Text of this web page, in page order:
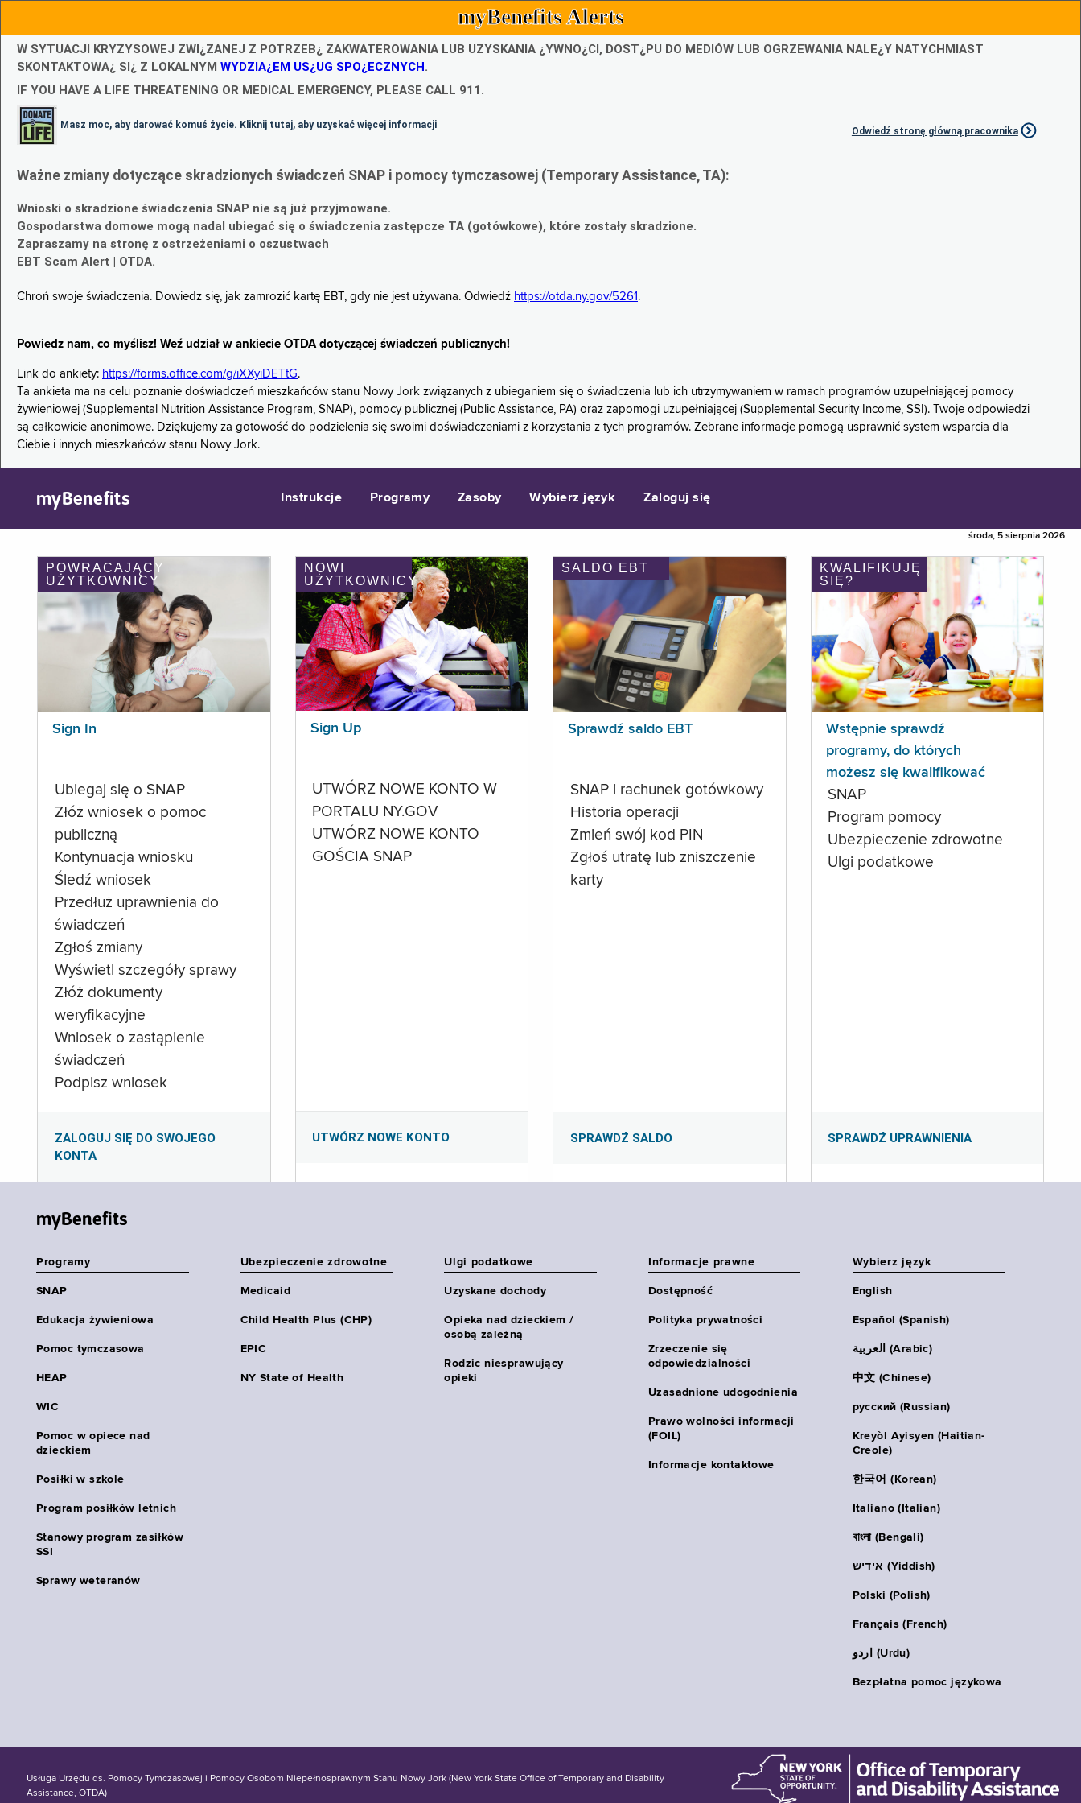
myBenefits Alerts
W SYTUACJI KRYZYSOWEJ ZWI¿ZANEJ Z POTRZEB¿ ZAKWATEROWANIA LUB UZYSKANIA ¿YWNO¿CI, DOST¿PU DO MEDIÓW LUB OGRZEWANIA NALE¿Y NATYCHMIAST
SKONTAKTOWA¿ SI¿ Z LOKALNYM WYDZIA¿EM US¿UG SPO¿ECZNYCH.
IF YOU HAVE A LIFE THREATENING OR MEDICAL EMERGENCY, PLEASE CALL 911.
Masz moc, aby darować komuś życie. Kliknij tutaj, aby uzyskać więcej informacji
Odwiedź stronę główną pracownika
Ważne zmiany dotyczące skradzionych świadczeń SNAP i pomocy tymczasowej (Temporary Assistance, TA):
Wnioski o skradzione świadczenia SNAP nie są już przyjmowane.
Gospodarstwa domowe mogą nadal ubiegać się o świadczenia zastępcze TA (gotówkowe), które zostały skradzione.
Zapraszamy na stronę z ostrzeżeniami o oszustwach
EBT Scam Alert | OTDA.
Chroń swoje świadczenia. Dowiedz się, jak zamrozić kartę EBT, gdy nie jest używana. Odwiedź https://otda.ny.gov/5261 .
Powiedz nam, co myślisz! Weź udział w ankiecie OTDA dotyczącej świadczeń publicznych!
Link do ankiety: https://forms.office.com/g/iXXyiDETtG.
Ta ankieta ma na celu poznanie doświadczeń mieszkańców stanu Nowy Jork związanych z ubieganiem się o świadczenia lub ich utrzymywaniem w ramach programów uzupełniającej pomocy
żywieniowej (Supplemental Nutrition Assistance Program, SNAP), pomocy publicznej (Public Assistance, PA) oraz zapomogi uzupełniającej (Supplemental Security Income, SSI). Twoje odpowiedzi
są całkowicie anonimowe. Dziękujemy za gotowość do podzielenia się swoimi doświadczeniami z korzystania z tych programów. Zebrane informacje pomogą usprawnić system wsparcia dla
Ciebie i innych mieszkańców stanu Nowy Jork.
myBenefits Instrukcje Programy Zasoby Wybierz język Zaloguj się
środa, 5 sierpnia 2026
POWRACAJĄCY
UŻYTKOWNICY
Sign In
Ubiegaj się o SNAP
Złóż wniosek o pomoc
publiczną
Kontynuacja wniosku
Śledź wniosek
Przedłuż uprawnienia do
świadczeń
Zgłoś zmiany
Wyświetl szczegóły sprawy
Złóż dokumenty
weryfikacyjne
Wniosek o zastąpienie
świadczeń
Podpisz wniosek
ZALOGUJ SIĘ DO SWOJEGO
KONTA
NOWI
UŻYTKOWNICY
Sign Up
UTWÓRZ NOWE KONTO W
PORTALU NY.GOV
UTWÓRZ NOWE KONTO
GOŚCIA SNAP
UTWÓRZ NOWE KONTO
SALDO EBT
Sprawdź saldo EBT
SNAP i rachunek gotówkowy
Historia operacji
Zmień swój kod PIN
Zgłoś utratę lub zniszczenie
karty
SPRAWDŹ SALDO
KWALIFIKUJĘ
SIĘ?
Wstępnie sprawdź
programy, do których
możesz się kwalifikować
SNAP
Program pomocy
Ubezpieczenie zdrowotne
Ulgi podatkowe
SPRAWDŹ UPRAWNIENIA
myBenefits
Programy
SNAP
Edukacja żywieniowa
Pomoc tymczasowa
HEAP
WIC
Pomoc w opiece nad
dzieckiem
Posiłki w szkole
Program posiłków letnich
Stanowy program zasiłków
SSI
Sprawy weteranów
Ubezpieczenie zdrowotne
Medicaid
Child Health Plus (CHP)
EPIC
NY State of Health
Ulgi podatkowe
Uzyskane dochody
Opieka nad dzieckiem /
osobą zależną
Rodzic niesprawujący
opieki
Informacje prawne
Dostępność
Polityka prywatności
Zrzeczenie się
odpowiedzialności
Uzasadnione udogodnienia
Prawo wolności informacji
(FOIL)
Informacje kontaktowe
Wybierz język
English
Español (Spanish)
العربية (Arabic)
中文 (Chinese)
русский (Russian)
Kreyòl Ayisyen (Haitian-
Creole)
한국어 (Korean)
Italiano (Italian)
বাংলা (Bengali)
אידיש (Yiddish)
Polski (Polish)
Français (French)
اردو (Urdu)
Bezpłatna pomoc językowa
Usługa Urzędu ds. Pomocy Tymczasowej i Pomocy Osobom Niepełnosprawnym Stanu Nowy Jork (New York State Office of Temporary and Disability
Assistance, OTDA)